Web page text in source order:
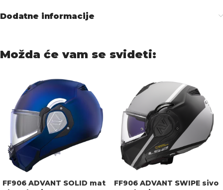
Dodatne informacije
Možda će vam se svideti:
FF906 ADVANT SOLID mat
FF906 ADVANT SWIPE sivo